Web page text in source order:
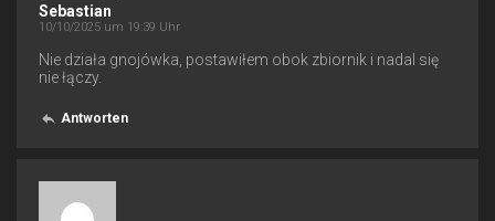
Sebastian
10/10/2025 um 19:39 Uhr
Nie działa gnojówka, postawiłem obok zbiornik i nadal się
nie łączy.
Antworten